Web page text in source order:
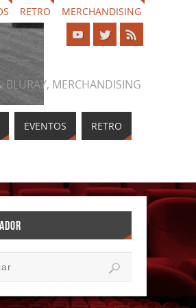
RETRO MERCHANDISING
BLURAY, MERCHANDISING
EVENTOS RETRO